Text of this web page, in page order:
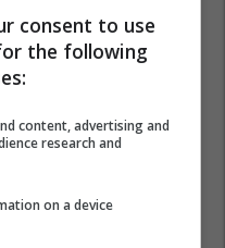
consent to use
the following
content, advertising and
research and
on a device